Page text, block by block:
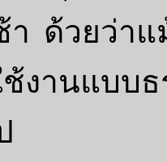
า ด้วยว่า
ช้งานแบบ